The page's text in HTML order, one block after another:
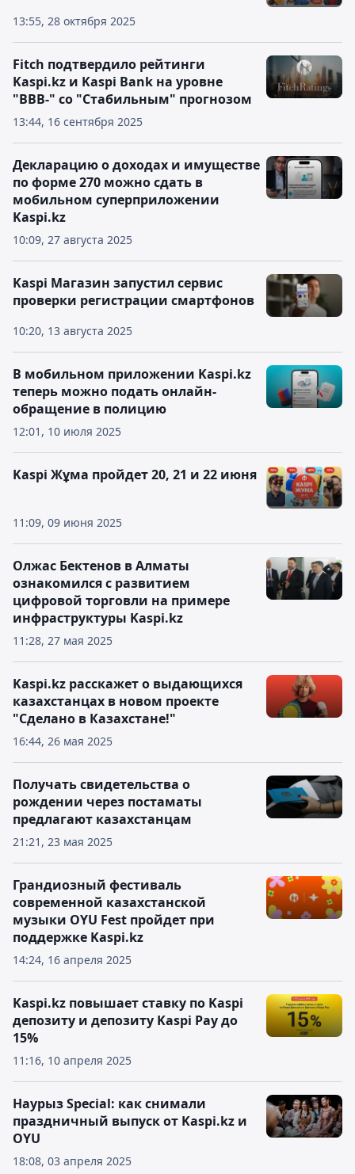
13:55, 28 октября 2025
13:44, 16 сентября 2025
Fitch подтвердило рейтинги
Kaspi.kz и Kaspi Bank на уровне
"BBB-" со "Стабильным" прогнозом
10:09, 27 августа 2025
Декларацию о доходах и имуществе
по форме 270 можно сдать в
мобильном суперприложении
Kaspi.kz
10:20, 13 августа 2025
Kaspi Магазин запустил сервис
проверки регистрации смартфонов
12:01, 10 июля 2025
В мобильном приложении Kaspi.kz
теперь можно подать онлайн-
обращение в полицию
11:09, 09 июня 2025
Kaspi Жұма пройдет 20, 21 и 22 июня
11:28, 27 мая 2025
Олжас Бектенов в Алматы
ознакомился с развитием
цифровой торговли на примере
инфраструктуры Kaspi.kz
16:44, 26 мая 2025
Kaspi.kz расскажет о выдающихся
казахстанцах в новом проекте
"Сделано в Казахстане!"
21:21, 23 мая 2025
Получать свидетельства о
рождении через постаматы
предлагают казахстанцам
14:24, 16 апреля 2025
Грандиозный фестиваль
современной казахстанской
музыки OYU Fest пройдет при
поддержке Kaspi.kz
11:16, 10 апреля 2025
Kaspi.kz повышает ставку по Kaspi
депозиту и депозиту Kaspi Pay до
15%
18:08, 03 апреля 2025
Наурыз Special: как снимали
праздничный выпуск от Kaspi.kz и
OYU